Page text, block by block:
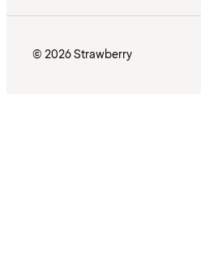
© 2026 Strawberry